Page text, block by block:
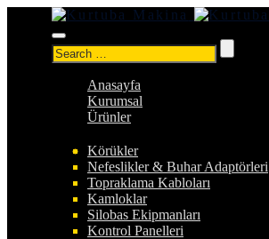
Search
for:
Anasayfa
Kurumsal
Ürünler
Körükler
Nefeslikler & Buhar Adaptörleri
Topraklama Kabloları
Kamloklar
Silobas Ekipmanları
Kontrol Panelleri